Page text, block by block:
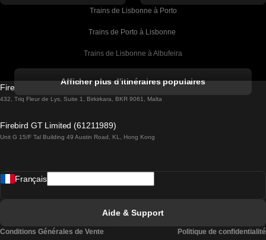
Trains de Lisbonne à Porto
Trains de Porto à Lisbonne
Trains de Lisbonne à Albufeira
Trains de Lisbonne à Lagos
Trains de Lisbonne à Madrid
Afficher plus d'itinéraires populaires
Firebird GT Limited (OC 1451)
432, Triq Fleur de Lys, Suite 1, Birkirkara, BKR 9061, Malta
Firebird GT Limited (61211989)
Unit G 15/F Tal Building 49 Austin Road, KL, Hong Kong
Français
Aide & Support
Conditions Générales de Vente Politique de confidentialité